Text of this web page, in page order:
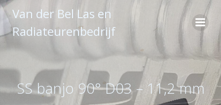
Ga
naar
inhoud
Van der Bel Las en
Radiateurenbedrijf
SS banjo 90° D03 – 11,2 mm